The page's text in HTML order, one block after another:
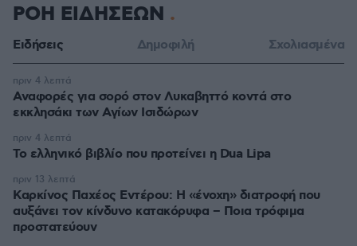
ΡΟΗ ΕΙΔΗΣΕΩΝ
Ειδήσεις Δημοφιλή Σχολιασμένα
Αναφορές για σορό στον Λυκαβηττό κοντά στο
εκκλησάκι των Αγίων Ισιδώρων
πριν 4 λεπτά
Το ελληνικό βιβλίο που προτείνει η Dua Lipa
πριν 4 λεπτά
Καρκίνος Παχέος Εντέρου: Η «ένοχη» διατροφή που
αυξάνει τον κίνδυνο κατακόρυφα – Ποια τρόφιμα
προστατεύουν
πριν 13 λεπτά